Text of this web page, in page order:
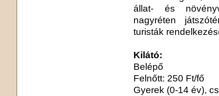
állat- és
nagyréten
turisták
Kilátó:
Belépő
Felnőtt: 250 Ft/fő
Gyerek (0-14 év),